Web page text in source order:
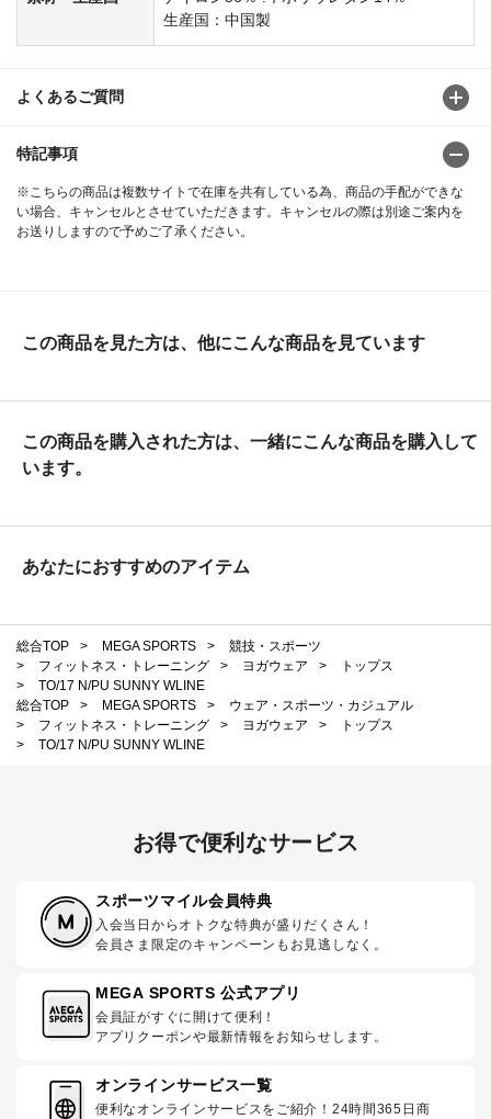
生産国：中国製
よくあるご質問
特記事項
※こちらの商品は複数サイトで在庫を共有している為、商品の手配ができな
い場合、キャンセルとさせていただきます。キャンセルの際は別途ご案内を
お送りしますので予めご了承ください。
この商品を見た方は、他にこんな商品を見ています
この商品を購入された方は、一緒にこんな商品を購入して
います。
あなたにおすすめのアイテム
総合TOP > MEGA SPORTS >
競技・スポーツ
>
フィットネス・トレーニング > ヨガウェア >
トップス
>
TO/17 N/PU SUNNY WLINE
総合TOP
> MEGA SPORTS >
ウェア・スポーツ・カジュアル
>
フィットネス・トレーニング > ヨガウェア >
トップス
>
TO/17 N/PU SUNNY WLINE
お得で便利なサービス
スポーツマイル会員特典
入会当日からオトクな特典が盛りだくさん！
会員さま限定のキャンペーンもお見逃しなく。
MEGA SPORTS 公式アプリ
会員証がすぐに開けて便利！
アプリクーポンや最新情報をお知らせします。
オンラインサービス一覧
便利なオンラインサービスをご紹介！24時間365日商